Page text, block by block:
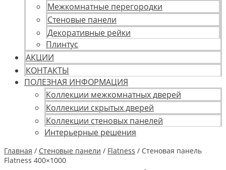
Межкомнатные перегородки
Стеновые панели
Декоративные рейки
Плинтус
АКЦИИ
КОНТАКТЫ
ПОЛЕЗНАЯ ИНФОРМАЦИЯ
Коллекции межкомнатных дверей
Коллекции скрытых дверей
Коллекции стеновых панелей
Интерьерные решения
Главная / Стеновые панели / Flatness / Стеновая панель
Flatness 400×1000